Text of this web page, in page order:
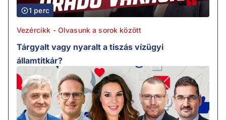
1 perc
Vezércikk - Olvasunk a sorok között
Tárgyalt vagy nyaralt a tiszás vízügyi
államtitkár?